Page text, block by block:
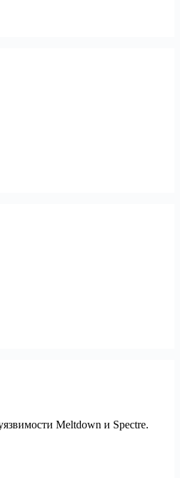
Meltdown и Spectre.